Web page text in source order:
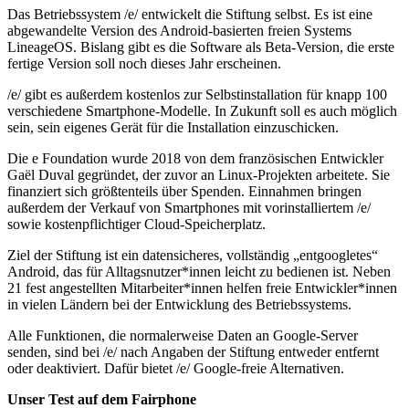
Das Betriebssystem /e/ entwickelt die Stiftung selbst. Es ist eine
abgewandelte Version des Android-basierten freien Systems
LineageOS. Bislang gibt es die Software als Beta-Version, die erste
fertige Version soll noch dieses Jahr erscheinen.
/e/ gibt es außerdem kostenlos zur Selbstinstallation für knapp 100
verschiedene Smartphone-Modelle. In Zukunft soll es auch möglich
sein, sein eigenes Gerät für die Installation einzuschicken.
Die e Foundation wurde 2018 von dem französischen Entwickler
Gaël Duval gegründet, der zuvor an Linux-Projekten arbeitete. Sie
finanziert sich größtenteils über Spenden. Einnahmen bringen
außerdem der Verkauf von Smartphones mit vorinstalliertem /e/
sowie kostenpflichtiger Cloud-Speicherplatz.
Ziel der Stiftung ist ein datensicheres, vollständig „entgoogletes“
Android, das für Alltagsnutzer*innen leicht zu bedienen ist. Neben
21 fest angestellten Mitarbeiter*innen helfen freie Entwickler*innen
in vielen Ländern bei der Entwicklung des Betriebssystems.
Alle Funktionen, die normalerweise Daten an Google-Server
senden, sind bei /e/ nach Angaben der Stiftung entweder entfernt
oder deaktiviert. Dafür bietet /e/ Google-freie Alternativen.
Unser Test auf dem Fairphone